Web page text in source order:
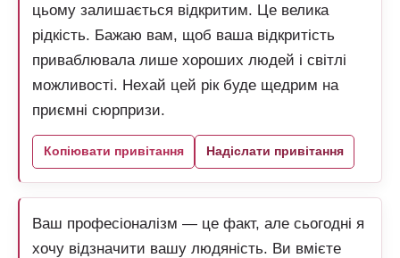
цьому залишається відкритим. Це велика
рідкість. Бажаю вам, щоб ваша відкритість
приваблювала лише хороших людей і світлі
можливості. Нехай цей рік буде щедрим на
приємні сюрпризи.
Копіювати привітання Надіслати привітання
Ваш професіоналізм — це факт, але сьогодні я
хочу відзначити вашу людяність. Ви вмієте